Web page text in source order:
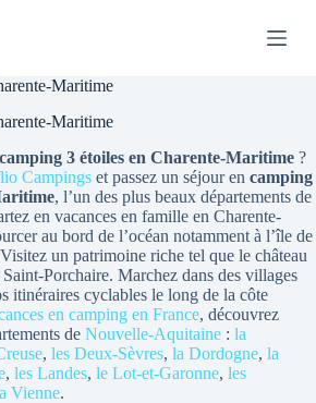
Maritime
Maritime
camping 3 étoiles en Charente-Maritime?
Campings et passez un séjour en camping
, l’un des plus beaux départements de
en vacances en famille en Charente-
au bord de l’océan notamment à l’île de
un patrimoine riche tel que le château
Porchaire. Marchez dans des villages
itinéraires cyclables le long de la côte
en camping en France, découvrez
de Nouvelle-Aquitaine : la
, les Deux-Sèvres, la Dordogne, la
, les Landes, le Lot-et-Garonne, les
Vienne.